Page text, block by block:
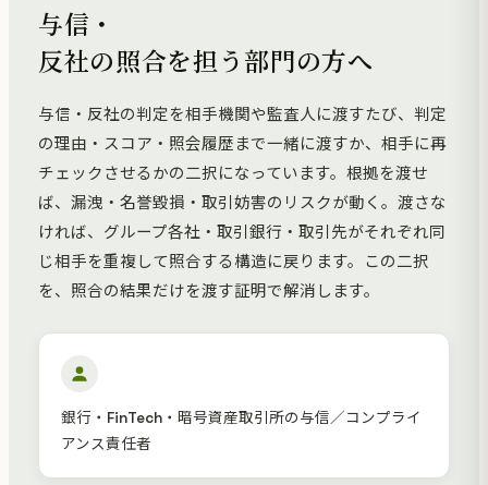
与信・
反社の照合を担う部門の方へ
与信・反社の判定を相手機関や監査人に渡すたび、判定
の理由・スコア・照会履歴まで一緒に渡すか、相手に再
チェックさせるかの二択になっています。根拠を渡せ
ば、漏洩・名誉毀損・取引妨害のリスクが動く。渡さな
ければ、グループ各社・取引銀行・取引先がそれぞれ同
じ相手を重複して照合する構造に戻ります。この二択
を、照合の結果だけを渡す証明で解消します。
銀行・FinTech・暗号資産取引所の与信／コンプライ
アンス責任者